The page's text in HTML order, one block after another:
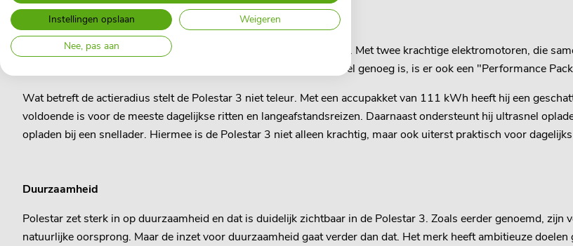
Prestaties en actieradius
Onder de motorkap biedt de Polestar 3 indrukwekkende prestaties. Met twee krachtige elektromotoren, die
van 0 naar 100 km/u in slechts 5 seconden. En als dat nog niet snel genoeg is, is er ook een "Performance
Wat betreft de actieradius stelt de Polestar 3 niet teleur. Met een accupakket van 111 kWh heeft hij een
voldoende is voor de meeste dagelijkse ritten en langeafstandsreizen. Daarnaast ondersteunt hij ultrasnel
opladen bij een snellader. Hiermee is de Polestar 3 niet alleen krachtig, maar ook uiterst praktisch voor
Duurzaamheid
Polestar zet sterk in op duurzaamheid en dat is duidelijk zichtbaar in de Polestar 3. Zoals eerder genoemd,
natuurlijke oorsprong. Maar de inzet voor duurzaamheid gaat verder dan dat. Het merk heeft ambitieuze
Instellingen opslaan
Weigeren
Nee, pas aan